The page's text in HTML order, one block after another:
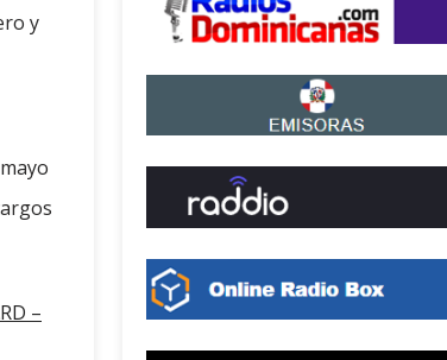
y
–